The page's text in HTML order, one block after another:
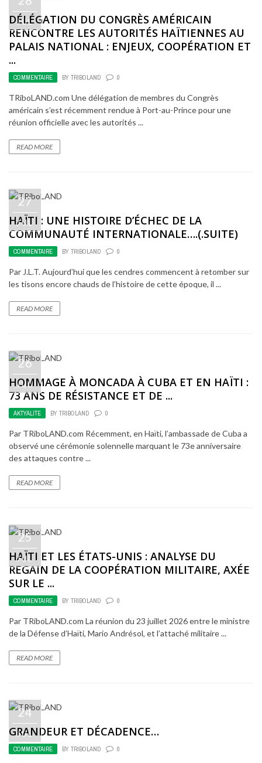
JUL
DÉLÉGATION DU CONGRÈS AMÉRICAIN
RENCONTRE LES AUTORITÉS HAÏTIENNES AU
PALAIS NATIONAL : ENJEUX, COOPÉRATION ET
...
COMMENTAIRE BY TRIBOLAND 0
TRiboLAND.com Une délégation de membres du Congrès
américain s’est récemment rendue à Port-au-Prince pour une
réunion officielle avec les autorités ...
READ MORE
27
JUL
HAÏTI : UNE HISTOIRE D’ÉCHEC DE LA
COMMUNAUTÉ INTERNATIONALE….(.SUITE)
COMMENTAIRE BY TRIBOLAND 0
Par J.L.T. Aujourd’hui que les cendres commencent à retomber sur
les tisons encore chauds de l’histoire de cette époque, il ...
READ MORE
26
JUL
HOMMAGE À MONCADA À CUBA ET EN HAÏTI :
73 ANS DE RÉSISTANCE ET DE ...
AKTYALITE BY TRIBOLAND 0
Par TRiboLAND.com Récemment, en Haïti, l’ambassade de Cuba a
observé une cérémonie solennelle marquant le 73e anniversaire
des attaques contre ...
READ MORE
25
JUL
HAÏTI ET LES ÉTATS-UNIS : ANALYSE DU
REGAIN DE LA COOPÉRATION MILITAIRE, AXÉE
SUR LE ...
COMMENTAIRE BY TRIBOLAND 0
Par TRiboLAND.com La réunion du 23 juillet 2026 entre le ministre
de la Défense d’Haïti, Mario Andrésol, et l’attaché militaire ...
READ MORE
24
JUL
GRANDEUR ET DÉCADENCE…
COMMENTAIRE BY TRIBOLAND 0